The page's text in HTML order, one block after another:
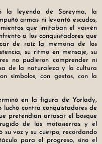
la leyenda de Soreyma, la
armas ni levantó escudos,
que imitaban el vaivén
a los conquistadores que
de raíz la memoria de los
su ritmo en mensaje, su
no pudieron comprender ni
de la naturaleza y la cultura
símbolos, con gestos, con la
en la figura de Yorlady,
luchó contra conquistadores de
pretendían arrasar el bosque
de las motosierras y el
su voz y su cuerpo, recordando
para el progreso, sino el